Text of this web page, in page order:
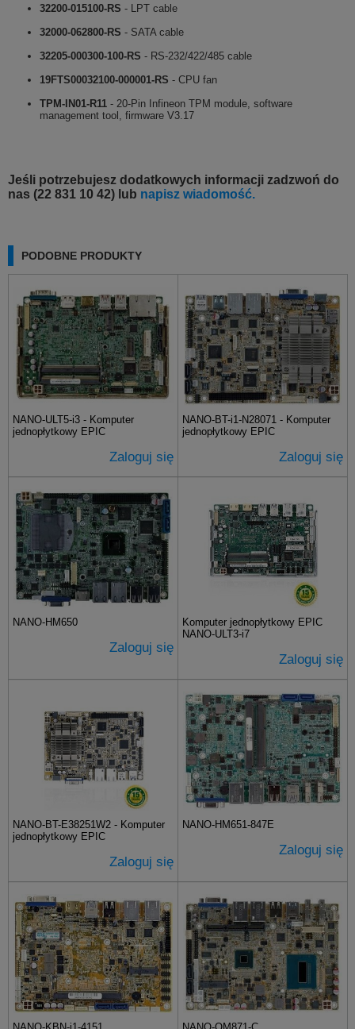
32200-015100-RS - LPT cable
32000-062800-RS - SATA cable
32205-000300-100-RS - RS-232/422/485 cable
19FTS00032100-000001-RS - CPU fan
TPM-IN01-R11 - 20-Pin Infineon TPM module, software
management tool, firmware V3.17
Jeśli potrzebujesz dodatkowych informacji zadzwoń do
nas (22 831 10 42) lub napisz wiadomość.
PODOBNE PRODUKTY
NANO-ULT5-i3 - Komputer
jednopłytkowy EPIC
Zaloguj się
NANO-BT-i1-N28071 - Komputer
jednopłytkowy EPIC
Zaloguj się
NANO-HM650
Zaloguj się
Komputer jednopłytkowy EPIC
NANO-ULT3-i7
Zaloguj się
NANO-BT-E38251W2 - Komputer
jednopłytkowy EPIC
Zaloguj się
NANO-HM651-847E
Zaloguj się